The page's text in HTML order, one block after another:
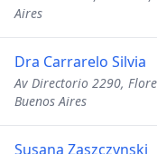
Aires
Dra Carrarelo Silvia
Av Directorio 2290,
Buenos Aires
Susana Zaszczynski